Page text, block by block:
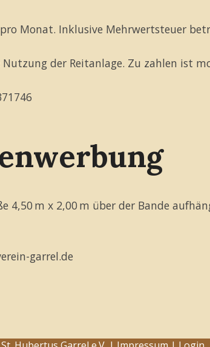
Monat. Inklusive Mehrwertsteuer
der Reitanlage. Zu zahlen ist
4,50 m x 2,00 m über der Bande
garrel.de